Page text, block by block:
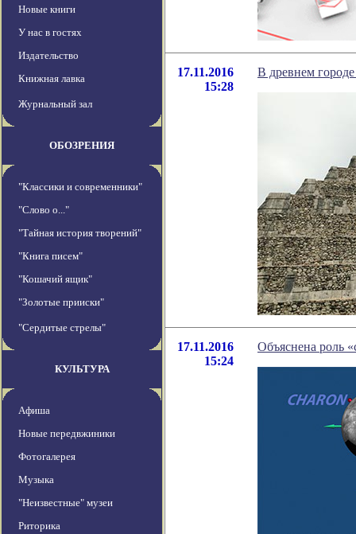
Новые книги
У нас в гостях
Издательство
Книжная лавка
Журнальный зал
ОБОЗРЕНИЯ
"Классики и современники"
"Слово о..."
"Тайная история творений"
"Книга писем"
"Кошачий ящик"
"Золотые прииски"
"Сердитые стрелы"
КУЛЬТУРА
Афиша
Новые передвжиники
Фотогалерея
Музыка
"Неизвестные" музеи
Риторика
17.11.2016
15:28
В древнем
17.11.2016
15:24
Объяснена роль